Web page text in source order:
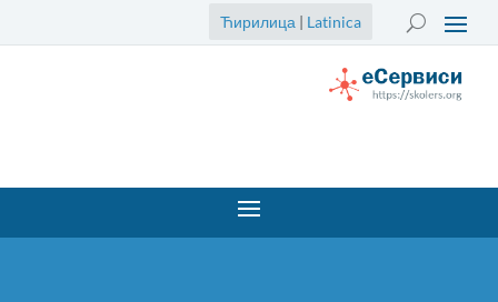
Ћирилица | Latinica